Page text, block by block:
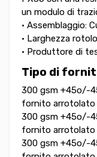
un modulo di
• Assemblaggio:
• Larghezza
• Produttore di
Tipo di
300 gsm +45o/-
fornito arrotolato
300 gsm +45o/-
fornito arrotolato
300 gsm +45o/-